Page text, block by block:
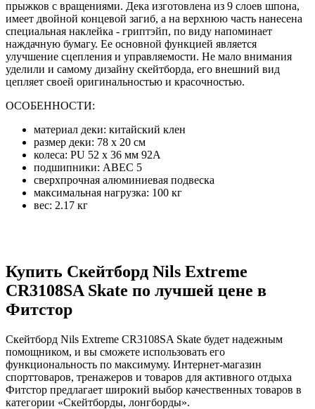
прыжков с вращениями. Дека изготовлена из 9 слоев шпона,
имеет двойной концевой загиб, а на верхнюю часть нанесена
специальная наклейка - гриптэйп, по виду напоминает
наждачную бумагу. Ее основной функцией является
улучшение сцепления и управляемости. Не мало внимания
уделили и самому дизайну скейтборда, его внешний вид
цепляет своей оригинальностью и красочностью.
ОСОБЕННОСТИ:
материал деки: китайский клен
размер деки: 78 х 20 см
колеса: PU 52 х 36 мм 92A
подшипники: ABEC 5
сверхпрочная алюминиевая подвеска
максимальная нагрузка: 100 кг
вес: 2.17 кг
Купить Скейтборд Nils Extreme
CR3108SA Skate по лучшей цене в
Фитстор
Скейтборд Nils Extreme CR3108SA Skate будет надежным
помощником, и вы сможете использовать его
функциональность по максимуму. Интернет-магазин
спорттоваров, тренажеров и товаров для активного отдыха
Фитстор предлагает широкий выбор качественных товаров в
категории «Скейтборды, лонгборды».